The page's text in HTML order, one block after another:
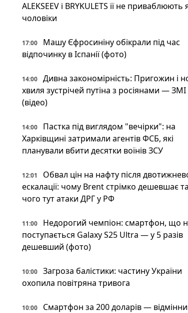
ALEKSEEV і BRYKULETS її не приваблюють
чоловіки
17:00
Машу Єфросиніну обікрали під час
відпочинку в Іспанії (фото)
14:00
Дивна закономірність: Пригожин і
хвиля зустрічей путіна з росіянами — ЗМІ
(відео)
14:00
Пастка під виглядом "вечірки": на
Харківщині затримали агентів ФСБ, які
планували вбити десятки воїнів ЗСУ
12:01
Обвал цін на нафту після
ескалації: чому Brent стрімко дешевшає
чого тут атаки ДРГ у РФ
11:00
Недорогий чемпіон: смартфон, що
поступається Galaxy S25 Ultra — у 5 разів
дешевший (фото)
10:00
Загроза балістики: частину України
охопила повітряна тривога
10:00
Смартфон за 200 доларів —